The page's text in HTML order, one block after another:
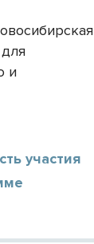
и
участия